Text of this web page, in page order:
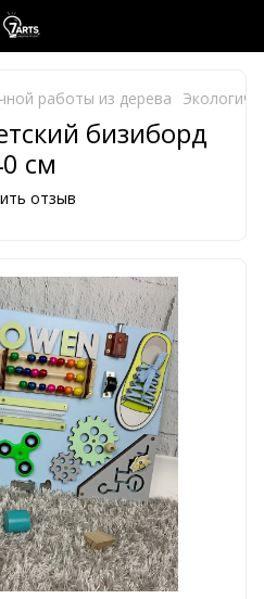
работы из дерева
бизиборд
см
отзыв